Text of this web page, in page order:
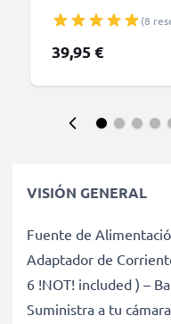
(8
39,95 €
VISIÓN GENERAL
Fuente de
Adaptador de
6 !NOT! included ) –
Suministra a tu